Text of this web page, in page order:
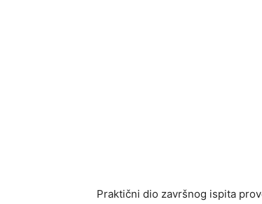
Praktični dio završnog ispita